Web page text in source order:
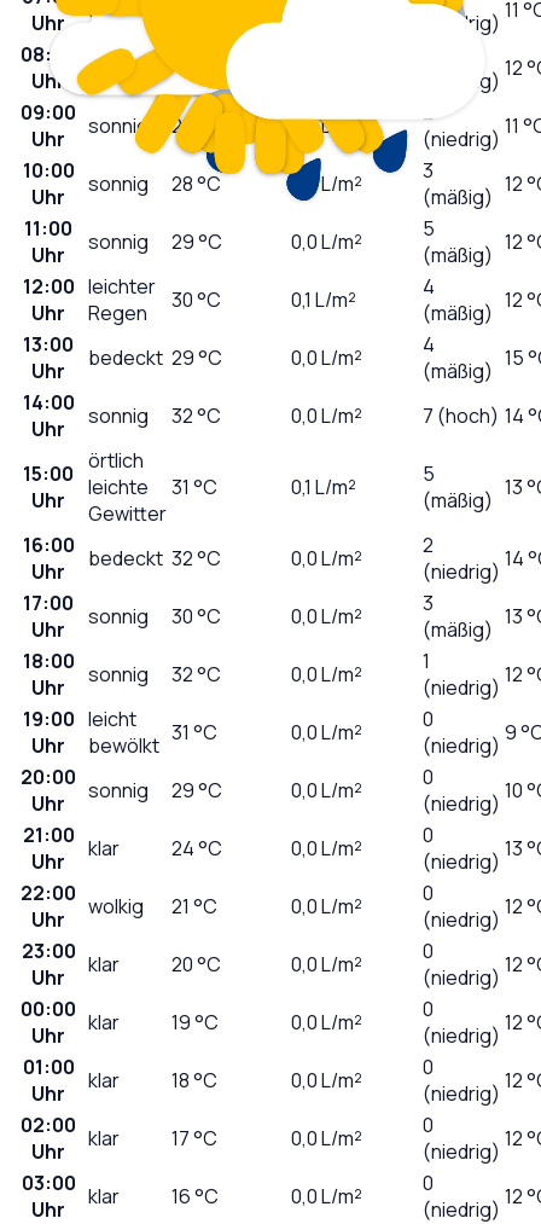
Uhr
sonnig
(niedrig) 11
08:00
Uhr
sonnig 18
(niedrig) 12
09:00
Uhr
sonnig 25 °C 0,0L/m²
2
(niedrig) 11
10:00
Uhr
sonnig 28°C 0,0L/m²
3
(mäßig) 12
11:00
Uhr
sonnig 29°C 0,0L/m²
5
(mäßig) 12
12:00
Uhr
leichter
Regen
30°C 0,1 L/m²
4
(mäßig) 12
13:00
Uhr
bedeckt 29°C 0,0L/m²
4
(mäßig) 15
14:00
Uhr
sonnig 32°C 0,0L/m² 7 (hoch) 14
15:00
Uhr
örtlich
leichte
Gewitter
31 °C 0,1 L/m²
5
(mäßig) 13
16:00
Uhr
bedeckt 32°C 0,0L/m²
2
(niedrig) 14
17:00
Uhr
sonnig 30°C 0,0L/m²
3
(mäßig) 13
18:00
Uhr
sonnig 32°C 0,0L/m²
1
(niedrig) 12
19:00
Uhr
leicht
bewölkt 31 °C 0,0L/m²
0
(niedrig) 9
20:00
Uhr
sonnig 29°C 0,0L/m²
0
(niedrig) 10
21:00
Uhr
klar 24°C 0,0L/m²
0
(niedrig) 13
22:00
Uhr
wolkig 21 °C 0,0L/m²
0
(niedrig) 12
23:00
Uhr
klar 20°C 0,0L/m²
0
(niedrig) 12
00:00
Uhr
klar 19°C 0,0L/m²
0
(niedrig) 12
01:00
Uhr
klar 18°C 0,0L/m²
0
(niedrig) 12
02:00
Uhr
klar 17°C 0,0L/m²
0
(niedrig) 12
03:00
Uhr
klar 16°C 0,0L/m²
0
(niedrig) 12